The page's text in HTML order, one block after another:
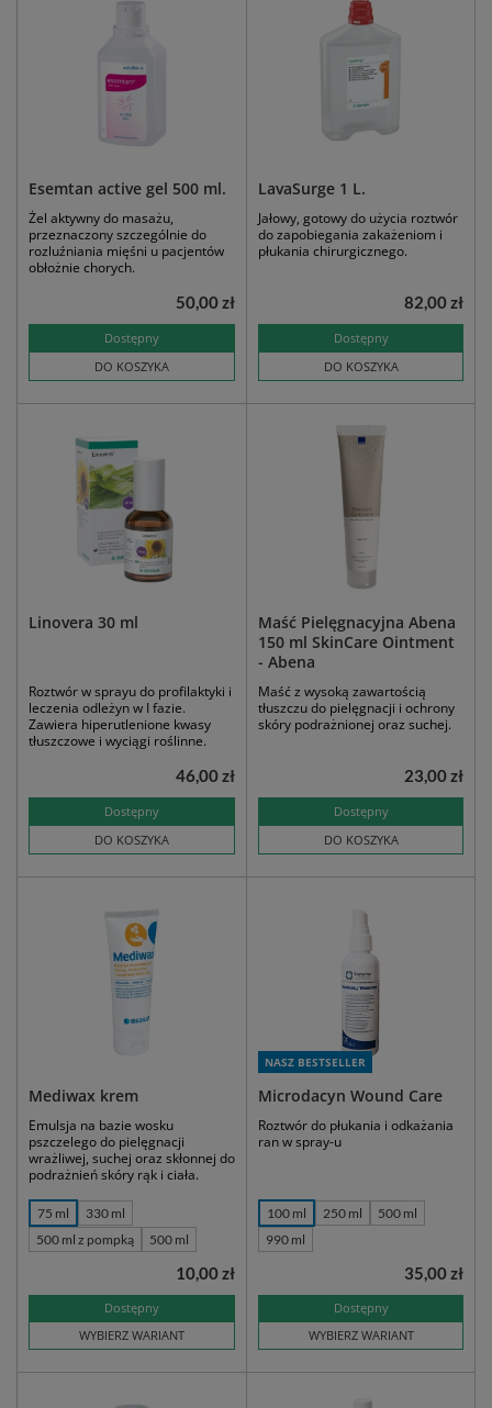
Esemtan active gel 500 ml.
Żel aktywny do masażu,
przeznaczony szczególnie do
rozluźniania mięśni u pacjentów
obłożnie chorych.
Dostępny
DO KOSZYKA
50,00 zł
LavaSurge 1 L.
Jałowy, gotowy do użycia roztwór
do zapobiegania zakażeniom i
płukania chirurgicznego.
Dostępny
DO KOSZYKA
82,00 zł
Linovera 30 ml
Roztwór w sprayu do profilaktyki i
leczenia odleżyn w I fazie.
Zawiera hiperutlenione kwasy
tłuszczowe i wyciągi roślinne.
Dostępny
DO KOSZYKA
46,00 zł
Maść Pielęgnacyjna Abena
150 ml SkinCare Ointment
- Abena
Maść z wysoką zawartością
tłuszczu do pielęgnacji i ochrony
skóry podrażnionej oraz suchej.
Dostępny
DO KOSZYKA
23,00 zł
Mediwax krem
Emulsja na bazie wosku
pszczelego do pielęgnacji
wrażliwej, suchej oraz skłonnej do
podrażnień skóry rąk i ciała.
75 ml
330 ml
500 ml z pompką
500 ml
Dostępny
WYBIERZ WARIANT
10,00 zł
NASZ BESTSELLER
Microdacyn Wound Care
Roztwór do płukania i odkażania
ran w spray-u
100 ml 250 ml
500 ml
990 ml
Dostępny
WYBIERZ WARIANT
35,00 zł